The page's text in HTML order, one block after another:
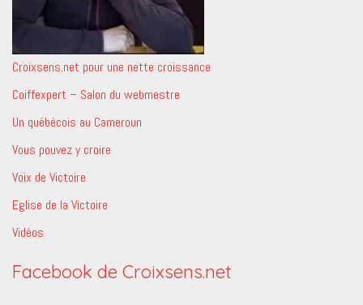
Croixsens.net pour une nette croissance
Coiffexpert – Salon du webmestre
Un québécois au Cameroun
Vous pouvez y croire
Voix de Victoire
Eglise de la Victoire
Vidéos
Facebook de Croixsens.net